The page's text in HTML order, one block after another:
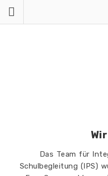
Das Team für
Schulbegleitung (IPS)